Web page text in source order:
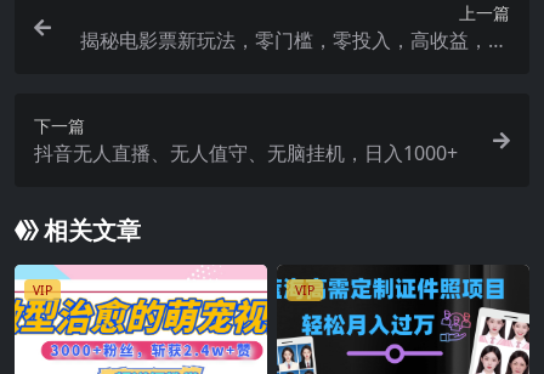
上一篇
揭秘电影票新玩法，零门槛，零投入，高收益，15
下一篇
抖音无人直播、无人值守、无脑挂机，日入1000+
相关文章
VIP VIP